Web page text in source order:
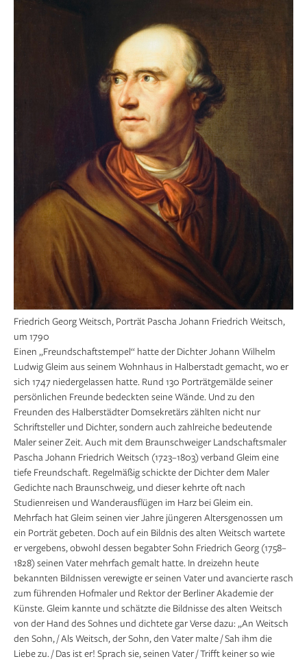
Friedrich Georg Weitsch, Porträt Pascha Johann Friedrich Weitsch,
um 1790
Einen „Freundschaftstempel“ hatte der Dichter Johann Wilhelm
Ludwig Gleim aus seinem Wohnhaus in Halberstadt gemacht, wo er
sich 1747 niedergelassen hatte. Rund 130 Porträtgemälde seiner
persönlichen Freunde bedeckten seine Wände. Und zu den
Freunden des Halberstädter Domsekretärs zählten nicht nur
Schriftsteller und Dichter, sondern auch zahlreiche bedeutende
Maler seiner Zeit. Auch mit dem Braunschweiger Landschaftsmaler
Pascha Johann Friedrich Weitsch (1723–1803) verband Gleim eine
tiefe Freundschaft. Regelmäßig schickte der Dichter dem Maler
Gedichte nach Braunschweig, und dieser kehrte oft nach
Studienreisen und Wanderausflügen im Harz bei Gleim ein.
Mehrfach hat Gleim seinen vier Jahre jüngeren Altersgenossen um
ein Porträt gebeten. Doch auf ein Bildnis des alten Weitsch wartete
er vergebens, obwohl dessen begabter Sohn Friedrich Georg (1758–
1828) seinen Vater mehrfach gemalt hatte. In dreizehn heute
bekannten Bildnissen verewigte er seinen Vater und avancierte rasch
zum führenden Hofmaler und Rektor der Berliner Akademie der
Künste. Gleim kannte und schätzte die Bildnisse des alten Weitsch
von der Hand des Sohnes und dichtete gar Verse dazu: „An Weitsch
den Sohn, / Als Weitsch, der Sohn, den Vater malte / Sah ihm die
Liebe zu. / Das ist er! Sprach sie, seinen Vater / Trifft keiner so wie